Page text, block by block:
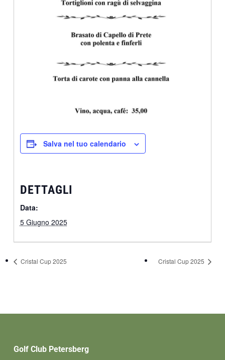
Salva nel tuo calendario
DETTAGLI
Data:
5 Giugno 2025
Cristal Cup 2025 Cristal Cup 2025
Golf Club Petersberg